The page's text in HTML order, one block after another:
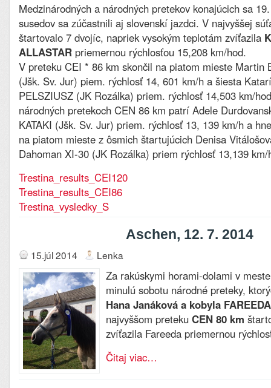
Medzinárodných a národných pretekov konajúcich sa
susedov sa zúčastnili aj slovenskí jazdci. V najvyššej
štartovalo 7 dvojíc, napriek vysokým teplotám zvíťazila
ALLASTAR priemernou rýchlosťou 15,208 km/hod.
V preteku CEI * 86 km skončil na piatom mieste Martin
(Jšk. Sv. Jur) piem. rýchlosť 14, 601 km/h a šiesta
PELSZIUSZ (JK Rozálka) priem. rýchlosť 14,503 km/
národných pretekoch CEN 86 km patrí Adele
KATAKI (Jšk. Sv. Jur) priem. rýchlosť 13, 139 km/h a
na piatom mieste z ôsmich štartujúcich Denisa
Dahoman XI-30 (JK Rozálka) priem rýchlosť 13,139 km/
Trestina_results_CEI120
Trestina_results_CEI86
Trestina_vysledky_S
Aschen, 12. 7. 2014
15.júl 2014 Lenka
Za rakúskymi horami-dolami v
minulú sobotu národné preteky,
Hana Janáková a kobyla FAREEDA
najvyššom preteku CEN 80 km
zvíťazila Fareeda priemernou
Čitaj viac…